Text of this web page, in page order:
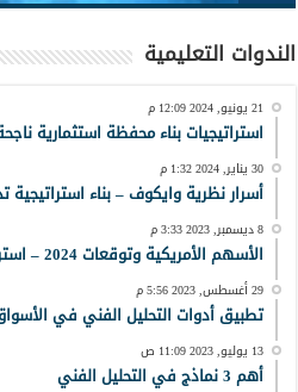
الندوات التعليمية
21 يونيو, 2024 12:09 م
استراتيجيات بناء محفظة استثمارية
30 يناير, 2024 1:32 م
أسرار نظرية وايكوف – بناء استراتيجية
8 ديسمبر, 2023 3:33 م
الأسهم الأمريكية وتوقعات 2024 – استراتيجيات وفرص أهم 5 أسهم
29 أغسطس, 2023 5:56 م
تطبيق أدوات التحليل الفني في
13 يوليو, 2023 11:09 ص
أهم 3 نماذج في التحليل الفني